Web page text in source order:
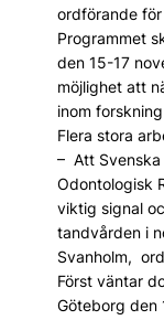
ordförande för
Programmet
den 15-17
möjlighet att
inom
Flera stora
– Att Svenska
Odontologisk
viktig signal
tandvården i
Svanholm,
Först väntar
Göteborg den